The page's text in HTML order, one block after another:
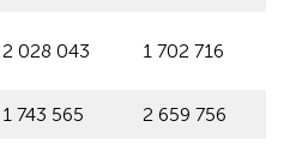
2 028 043 1 702 716
1 743 565 2 659 756